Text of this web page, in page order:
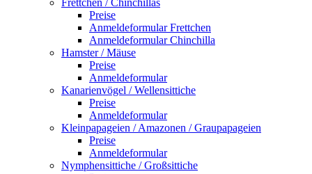
Frettchen / Chinchillas
Preise
Anmeldeformular Frettchen
Anmeldeformular Chinchilla
Hamster / Mäuse
Preise
Anmeldeformular
Kanarienvögel / Wellensittiche
Preise
Anmeldeformular
Kleinpapageien / Amazonen / Graupapageien
Preise
Anmeldeformular
Nymphensittiche / Großsittiche